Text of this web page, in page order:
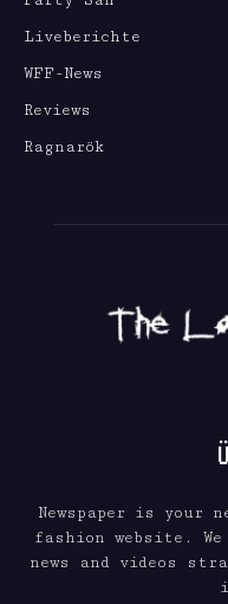
Liveberichte
WFF-News
Reviews
Ragnarök
Newspaper is your
fashion website.
news and videos